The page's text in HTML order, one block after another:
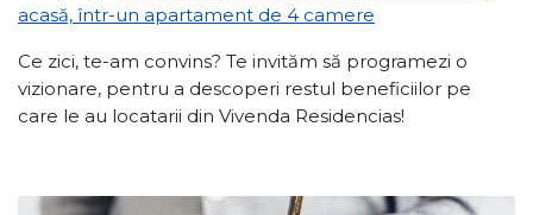
acasă, într-un apartament de 4 camere
Ce zici, te-am convins? Te invităm să programezi o
vizionare, pentru a descoperi restul beneficiilor pe
care le au locatarii din Vivenda Residencias!